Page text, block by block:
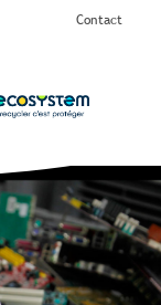
Contact